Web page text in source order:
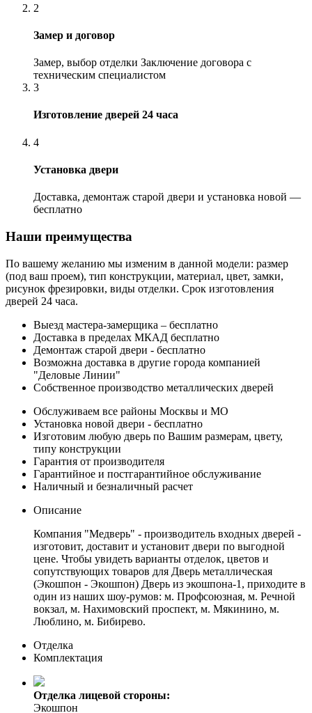
2
Замер и договор
Замер, выбор отделки Заключение договора с
техническим специалистом
3
Изготовление дверей 24 часа
4
Установка двери
Доставка, демонтаж старой двери и установка новой —
бесплатно
Наши преимущества
По вашему желанию мы изменим в данной модели: размер
(под ваш проем), тип конструкции, материал, цвет, замки,
рисунок фрезировки, виды отделки. Срок изготовления
дверей 24 часа.
Выезд мастера-замерщика – бесплатно
Доставка в пределах МКАД бесплатно
Демонтаж старой двери - бесплатно
Возможна доставка в другие города компанией
"Деловые Линии"
Собственное производство металлических дверей
Обслуживаем все районы Москвы и МО
Установка новой двери - бесплатно
Изготовим любую дверь по Вашим размерам, цвету,
типу конструкции
Гарантия от производителя
Гарантийное и постгарантийное обслуживание
Наличный и безналичный расчет
Описание
Компания "Медверь" - производитель входных дверей -
изготовит, доставит и установит двери по выгодной
цене. Чтобы увидеть варианты отделок, цветов и
сопутствующих товаров для Дверь металлическая
(Экошпон - Экошпон) Дверь из экошпона-1, приходите в
один из наших шоу-румов: м. Профсоюзная, м. Речной
вокзал, м. Нахимовский проспект, м. Мякинино, м.
Люблино, м. Бибирево.
Отделка
Комплектация
Отделка лицевой стороны:
Экошпон